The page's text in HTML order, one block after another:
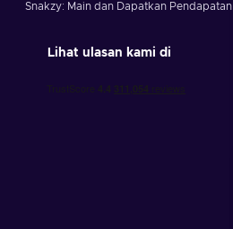
Snakzy: Main dan Dapatkan Pendapatan
Lihat ulasan kami di